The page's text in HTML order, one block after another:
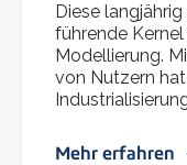
Diese
führende
Modellierung.
von Nutzern
Mehr erfahren